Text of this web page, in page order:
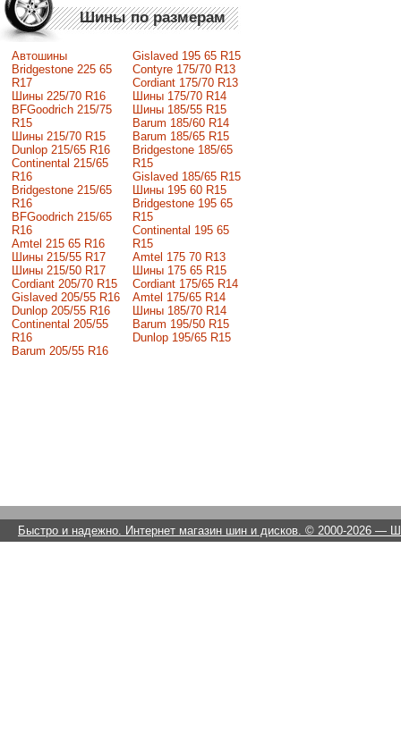
Шины по размерам
Автошины
Bridgestone 225 65
R17
Шины 225/70 R16
BFGoodrich 215/75
R15
Шины 215/70 R15
Dunlop 215/65 R16
Continental 215/65
R16
Bridgestone 215/65
R16
BFGoodrich 215/65
R16
Amtel 215 65 R16
Шины 215/55 R17
Шины 215/50 R17
Сordiant 205/70 R15
Gislaved 205/55 R16
Dunlop 205/55 R16
Continental 205/55
R16
Barum 205/55 R16
Gislaved 195 65 R15
Contyre 175/70 R13
Cordiant 175/70 R13
Шины 175/70 R14
Шины 185/55 R15
Barum 185/60 R14
Barum 185/65 R15
Bridgestone 185/65
R15
Gislaved 185/65 R15
Шины 195 60 R15
Bridgestone 195 65
R15
Continental 195 65
R15
Amtel 175 70 R13
Шины 175 65 R15
Cordiant 175/65 R14
Amtel 175/65 R14
Шины 185/70 R14
Barum 195/50 R15
Dunlop 195/65 R15
Быстро и надежно. Интернет магазин шин и дисков. © 2000-2026 —